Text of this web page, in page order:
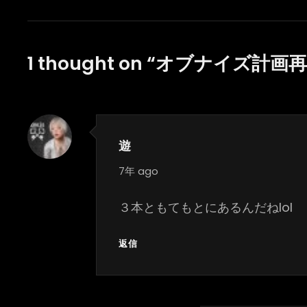
ビ
ー
ョ
ン
1 thought on “オブナイズ計画
遊
says:
7年 ago
３本ともてもとにあるんだねlol
返信